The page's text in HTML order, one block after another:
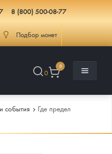
8 (800) 500-08-77
Подбор монет
0
0
события
Где предел